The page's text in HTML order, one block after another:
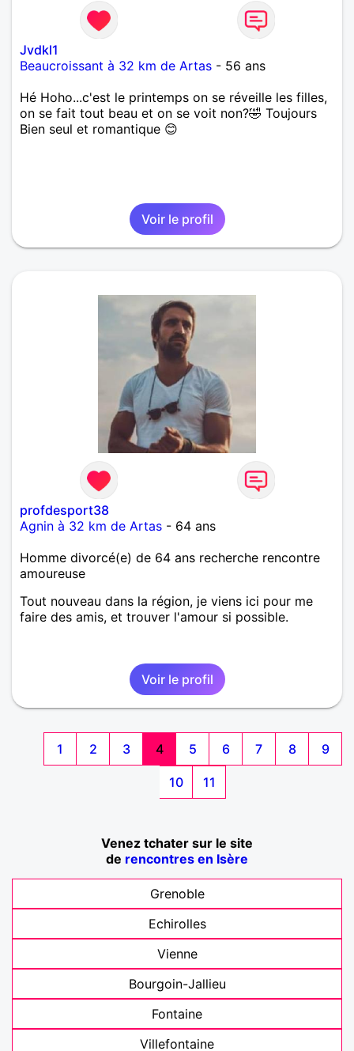
Jvdkl1
Beaucroissant à 32 km de Artas - 56 ans
Hé Hoho...c'est le printemps on se réveille les filles,
on se fait tout beau et on se voit non?🤣 Toujours
Bien seul et romantique 😊
Voir le profil
profdesport38
Agnin à 32 km de Artas - 64 ans
Homme divorcé(e) de 64 ans recherche rencontre
amoureuse
Tout nouveau dans la région, je viens ici pour me
faire des amis, et trouver l'amour si possible.
Voir le profil
1 2 3 4 5 6 7 8 9
10 11
Venez tchater sur le site
de rencontres en Isère
Grenoble
Echirolles
Vienne
Bourgoin-Jallieu
Fontaine
Villefontaine